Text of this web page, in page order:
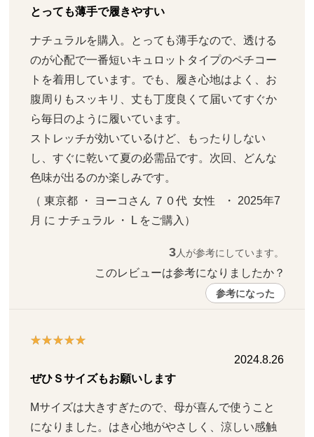
とっても薄手で履きやすい
ナチュラルを購入。とっても薄手なので、透ける
のが心配で一番短いキュロットタイプのペチコー
トを着用しています。でも、履き心地はよく、お
腹周りもスッキリ、丈も丁度良くて届いてすぐか
ら毎日のように履いています。
ストレッチが効いているけど、もったりしない
し、すぐに乾いて夏の必需品です。次回、どんな
色味が出るのか楽しみです。
（ 東京都 ・ ヨーコさん ７０代  女性   ・ 2025年7
月 に ナチュラル ・ L をご購入）
3人が参考にしています。
このレビューは参考になりましたか？
参考になった
2024.8.26
ぜひＳサイズもお願いします
Мサイズは大きすぎたので、母が喜んで使うこと
になりました。はき心地がやさしく、涼しい感触